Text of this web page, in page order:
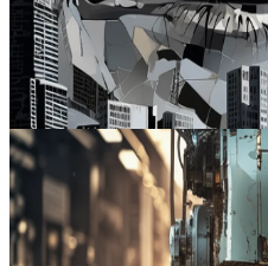
Bluesky
inteligência artificial
vigilância
impacto social
emprego
Ler artigo completo
2026-01-30
3 min de leitura
Camila Pires
Queda da Tesla e perda recorde